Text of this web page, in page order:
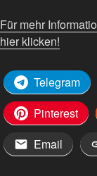
Für mehr
hier klicken!
Telegram
Pinterest
Email